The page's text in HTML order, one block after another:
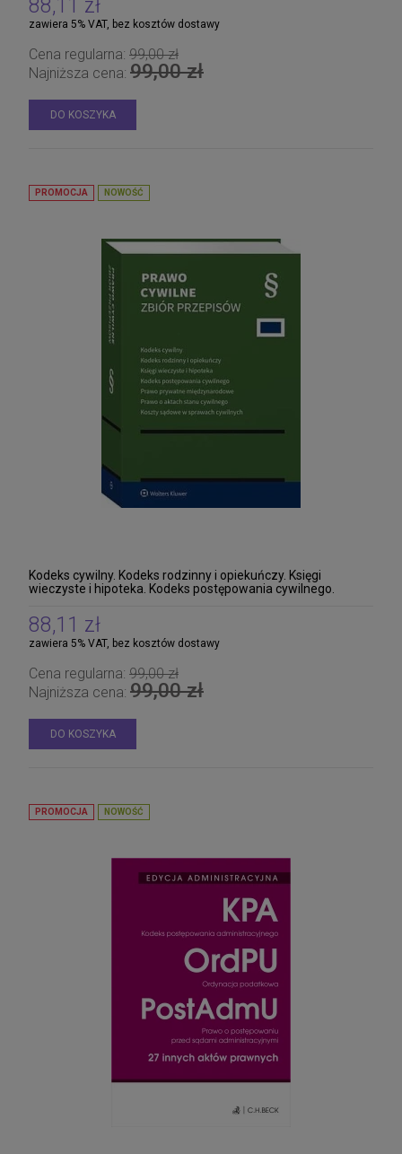
88,11 zł
zawiera 5% VAT, bez kosztów dostawy
Cena regularna: 99,00 zł
Najniższa cena: 99,00 zł
DO KOSZYKA
Kodeks cywilny. Kodeks rodzinny i opiekuńczy. Księgi
wieczyste i hipoteka. Kodeks postępowania cywilnego.
88,11 zł
zawiera 5% VAT, bez kosztów dostawy
Cena regularna: 99,00 zł
Najniższa cena: 99,00 zł
DO KOSZYKA
PROMOCJA NOWOŚĆ
PROMOCJA NOWOŚĆ